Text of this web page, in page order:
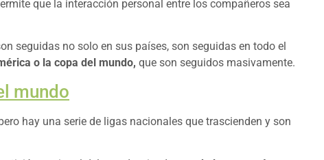
que la interacción personal entre los compañeros sea
seguidas no solo en sus países, son seguidas en todo el
o la copa del mundo, que son seguidos masivamente.
mundo
hay una serie de ligas nacionales que trascienden y son